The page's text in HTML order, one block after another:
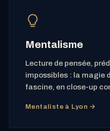
Mentalisme
Lecture de pensée,
impossibles : la magie
fascine, en close-up
Mentaliste à Lyon →